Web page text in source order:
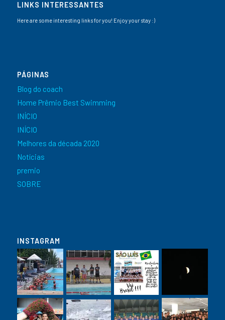
LINKS INTERESSANTES
Here are some interesting links for you! Enjoy your stay :)
PÁGINAS
Blog do coach
Home Prêmio Best Swimming
INÍCIO
INÍCIO
Melhores da década 2020
Notícias
premio
SOBRE
INSTAGRAM